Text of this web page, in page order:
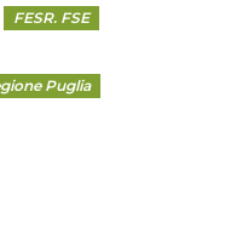
FESR. FSE
Puglia